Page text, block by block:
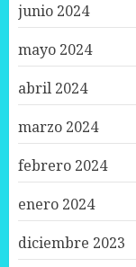
junio 2024
mayo 2024
abril 2024
marzo 2024
febrero 2024
enero 2024
diciembre 2023